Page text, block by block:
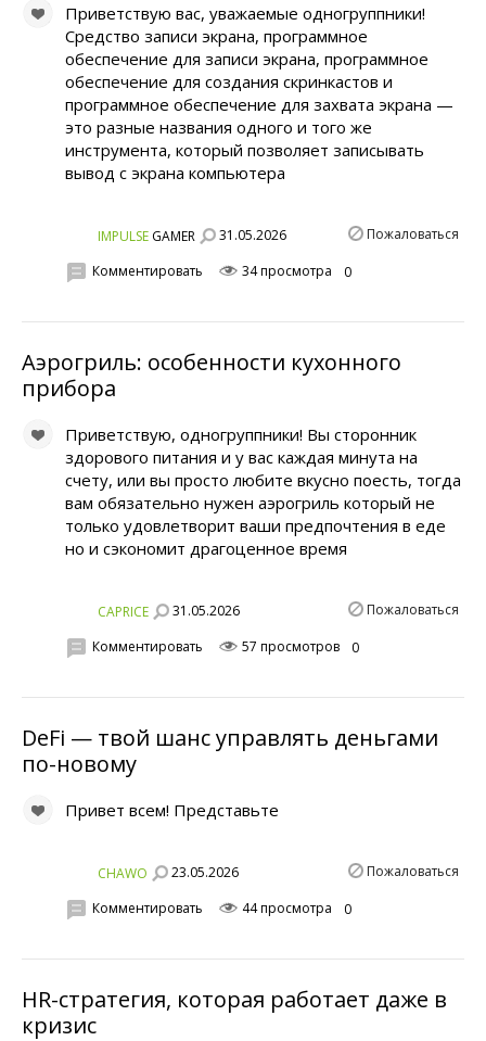
Приветствую вас, уважаемые одногруппники!
Средство записи экрана, программное
обеспечение для записи экрана, программное
обеспечение для создания скринкастов и
программное обеспечение для захвата экрана —
это разные названия одного и того же
инструмента, который позволяет записывать
вывод с экрана компьютера
IMPULSE GAMER 31.05.2026 Пожаловаться
Комментировать 34 просмотра 0
Аэрогриль: особенности кухонного
прибора
Приветствую, одногруппники! Вы сторонник
здорового питания и у вас каждая минута на
счету, или вы просто любите вкусно поесть, тогда
вам обязательно нужен аэрогриль который не
только удовлетворит ваши предпочтения в еде
но и сэкономит драгоценное время
CAPRICE 31.05.2026 Пожаловаться
Комментировать 57 просмотров 0
DeFi — твой шанс управлять деньгами
по-новому
Привет всем! Представьте
CHAWO 23.05.2026 Пожаловаться
Комментировать 44 просмотра 0
HR-стратегия, которая работает даже в
кризис